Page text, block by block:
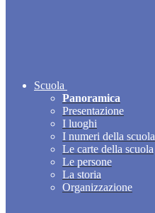
Scuola
Panoramica
Presentazione
I luoghi
I numeri della scuola
Le carte della scuola
Le persone
La storia
Organizzazione